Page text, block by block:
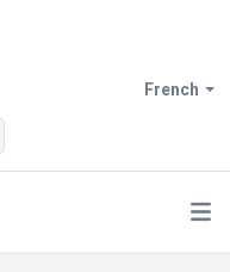
French